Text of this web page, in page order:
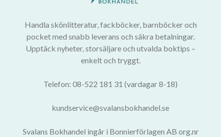
Handla skönlitteratur, fackböcker, barnböcker och
pocket med snabb leverans och säkra betalningar.
Upptäck nyheter, storsäljare och utvalda boktips –
enkelt och tryggt.
Telefon: 08-522 181 31 (vardagar 8-18)
kundservice@svalansbokhandel.se
Svalans Bokhandel ingår i Bonnierförlagen AB org.nr